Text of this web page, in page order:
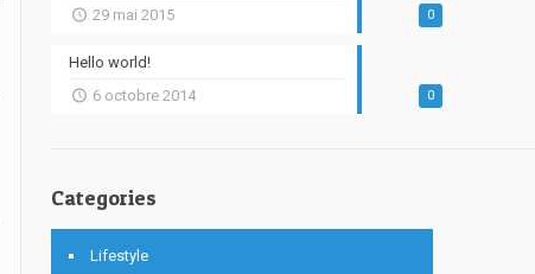
0
29 mai 2015
0
Hello world!
6 octobre 2014
Categories
Lifestyle